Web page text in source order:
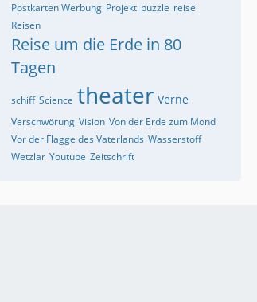
Postkarten Werbung Projekt puzzle reise
Reisen
Reise um die Erde in 80
Tagen
schiff Science theater Verne
Verschwörung Vision Von der Erde zum Mond
Vor der Flagge des Vaterlands Wasserstoff
Wetzlar Youtube Zeitschrift